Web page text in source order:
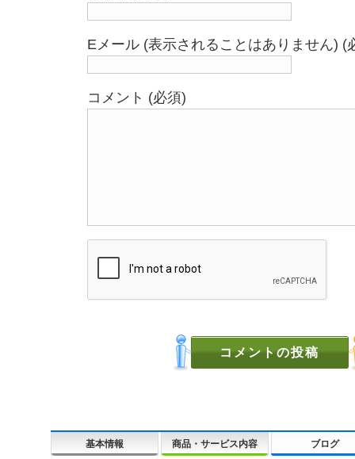
Eメール (表示されることはありません) (
コメント (必須)
基本情報 商品・サービス内容 ブログ